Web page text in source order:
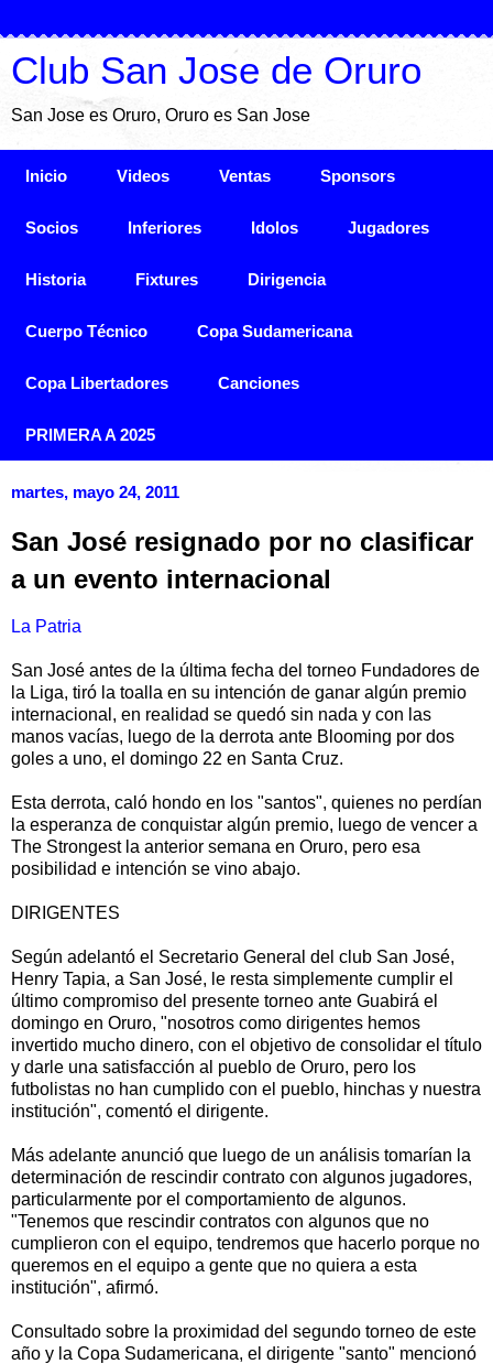
Club San Jose de Oruro
San Jose es Oruro, Oruro es San Jose
Inicio Videos Ventas Sponsors
Socios Inferiores Idolos Jugadores
Historia Fixtures Dirigencia
Cuerpo Técnico Copa Sudamericana
Copa Libertadores Canciones
PRIMERA A 2025
martes, mayo 24, 2011
San José resignado por no clasificar
a un evento internacional
La Patria
San José antes de la última fecha del torneo Fundadores de
la Liga, tiró la toalla en su intención de ganar algún premio
internacional, en realidad se quedó sin nada y con las
manos vacías, luego de la derrota ante Blooming por dos
goles a uno, el domingo 22 en Santa Cruz.
Esta derrota, caló hondo en los "santos", quienes no perdían
la esperanza de conquistar algún premio, luego de vencer a
The Strongest la anterior semana en Oruro, pero esa
posibilidad e intención se vino abajo.
DIRIGENTES
Según adelantó el Secretario General del club San José,
Henry Tapia, a San José, le resta simplemente cumplir el
último compromiso del presente torneo ante Guabirá el
domingo en Oruro, "nosotros como dirigentes hemos
invertido mucho dinero, con el objetivo de consolidar el título
y darle una satisfacción al pueblo de Oruro, pero los
futbolistas no han cumplido con el pueblo, hinchas y nuestra
institución", comentó el dirigente.
Más adelante anunció que luego de un análisis tomarían la
determinación de rescindir contrato con algunos jugadores,
particularmente por el comportamiento de algunos.
"Tenemos que rescindir contratos con algunos que no
cumplieron con el equipo, tendremos que hacerlo porque no
queremos en el equipo a gente que no quiera a esta
institución", afirmó.
Consultado sobre la proximidad del segundo torneo de este
año y la Copa Sudamericana, el dirigente "santo" mencionó